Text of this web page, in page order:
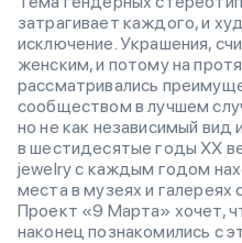
затрагивает каждого, и
исключение. Украшения,
женским, и потому на
рассматривались
сообществом в лучшем
но не как независимый вид
в шестидесятые годы ХХ
jewelry с каждым годом
места в музеях и галереях
Проект «9 Марта» хочет,
наконец познакомились с